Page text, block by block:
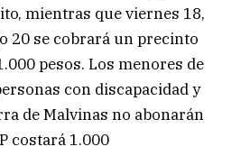
mientras que viernes 18,
20 se cobrará un precinto
pesos. Los menores de
con discapacidad y
de Malvinas no abonarán
costará 1.000